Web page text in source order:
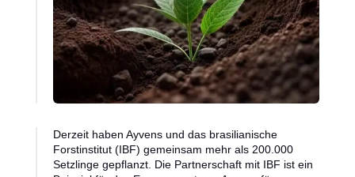
Derzeit haben Ayvens und das brasilianische
Forstinstitut (IBF) gemeinsam mehr als 200.000
Setzlinge gepflanzt. Die Partnerschaft mit IBF ist ein